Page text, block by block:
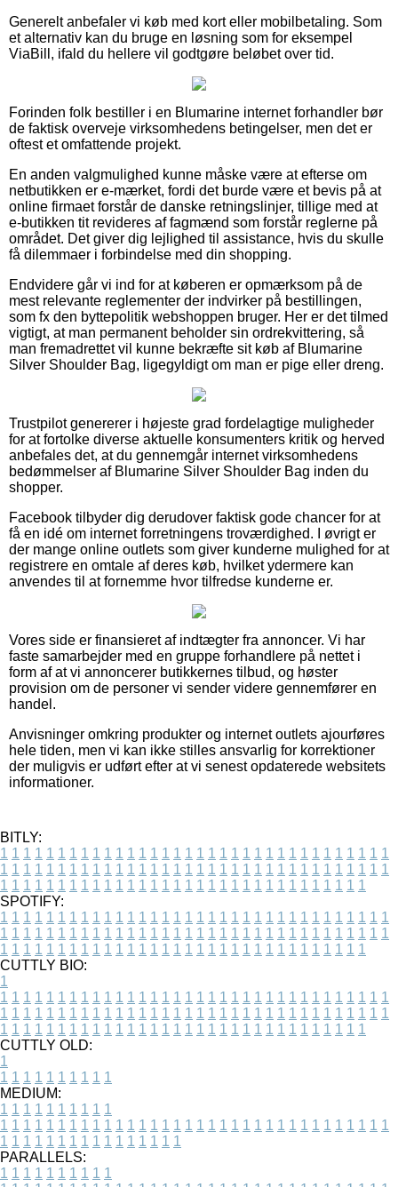
Generelt anbefaler vi køb med kort eller mobilbetaling. Som
et alternativ kan du bruge en løsning som for eksempel
ViaBill, ifald du hellere vil godtgøre beløbet over tid.
Forinden folk bestiller i en Blumarine internet forhandler bør
de faktisk overveje virksomhedens betingelser, men det er
oftest et omfattende projekt.
En anden valgmulighed kunne måske være at efterse om
netbutikken er e-mærket, fordi det burde være et bevis på at
online firmaet forstår de danske retningslinjer, tillige med at
e-butikken tit revideres af fagmænd som forstår reglerne på
området. Det giver dig lejlighed til assistance, hvis du skulle
få dilemmaer i forbindelse med din shopping.
Endvidere går vi ind for at køberen er opmærksom på de
mest relevante reglementer der indvirker på bestillingen,
som fx den byttepolitik webshoppen bruger. Her er det tilmed
vigtigt, at man permanent beholder sin ordrekvittering, så
man fremadrettet vil kunne bekræfte sit køb af Blumarine
Silver Shoulder Bag, ligegyldigt om man er pige eller dreng.
Trustpilot genererer i højeste grad fordelagtige muligheder
for at fortolke diverse aktuelle konsumenters kritik og herved
anbefales det, at du gennemgår internet virksomhedens
bedømmelser af Blumarine Silver Shoulder Bag inden du
shopper.
Facebook tilbyder dig derudover faktisk gode chancer for at
få en idé om internet forretningens troværdighed. I øvrigt er
der mange online outlets som giver kunderne mulighed for at
registrere en omtale af deres køb, hvilket ydermere kan
anvendes til at fornemme hvor tilfredse kunderne er.
Vores side er finansieret af indtægter fra annoncer. Vi har
faste samarbejder med en gruppe forhandlere på nettet i
form af at vi annoncerer butikkernes tilbud, og høster
provision om de personer vi sender videre gennemfører en
handel.
Anvisninger omkring produkter og internet outlets ajourføres
hele tiden, men vi kan ikke stilles ansvarlig for korrektioner
der muligvis er udført efter at vi senest opdaterede websitets
informationer.
BITLY:
1 1 1 1 1 1 1 1 1 1 1 1 1 1 1 1 1 1 1 1 1 1 1 1 1 1 1 1 1 1 1 1 1 1
1 1 1 1 1 1 1 1 1 1 1 1 1 1 1 1 1 1 1 1 1 1 1 1 1 1 1 1 1 1 1 1 1 1
1 1 1 1 1 1 1 1 1 1 1 1 1 1 1 1 1 1 1 1 1 1 1 1 1 1 1 1 1 1 1 1
SPOTIFY:
1 1 1 1 1 1 1 1 1 1 1 1 1 1 1 1 1 1 1 1 1 1 1 1 1 1 1 1 1 1 1 1 1 1
1 1 1 1 1 1 1 1 1 1 1 1 1 1 1 1 1 1 1 1 1 1 1 1 1 1 1 1 1 1 1 1 1 1
1 1 1 1 1 1 1 1 1 1 1 1 1 1 1 1 1 1 1 1 1 1 1 1 1 1 1 1 1 1 1 1
CUTTLY BIO:
1
1 1 1 1 1 1 1 1 1 1 1 1 1 1 1 1 1 1 1 1 1 1 1 1 1 1 1 1 1 1 1 1 1 1
1 1 1 1 1 1 1 1 1 1 1 1 1 1 1 1 1 1 1 1 1 1 1 1 1 1 1 1 1 1 1 1 1 1
1 1 1 1 1 1 1 1 1 1 1 1 1 1 1 1 1 1 1 1 1 1 1 1 1 1 1 1 1 1 1 1
CUTTLY OLD:
1
1 1 1 1 1 1 1 1 1 1
MEDIUM:
1 1 1 1 1 1 1 1 1 1
1 1 1 1 1 1 1 1 1 1 1 1 1 1 1 1 1 1 1 1 1 1 1 1 1 1 1 1 1 1 1 1 1 1
1 1 1 1 1 1 1 1 1 1 1 1 1 1 1 1
PARALLELS:
1 1 1 1 1 1 1 1 1 1